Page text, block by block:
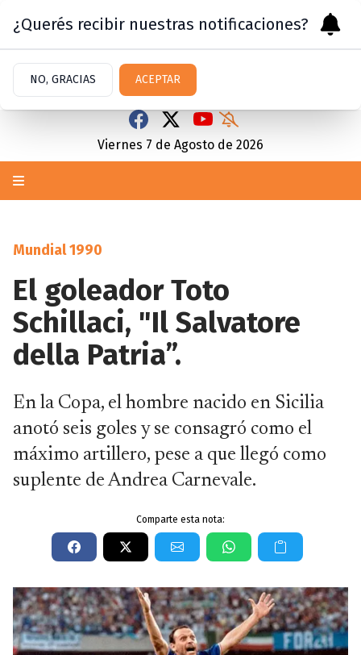
Viernes 7 de Agosto de 2026
Mundial 1990
El goleador Toto
Schillaci, "Il Salvatore
della Patria”.
En la Copa, el hombre nacido en Sicilia
anotó seis goles y se consagró como el
máximo artillero, pese a que llegó como
suplente de Andrea Carnevale.
Comparte esta nota:
¿Querés recibir nuestras notificaciones?
NO, GRACIAS ACEPTAR